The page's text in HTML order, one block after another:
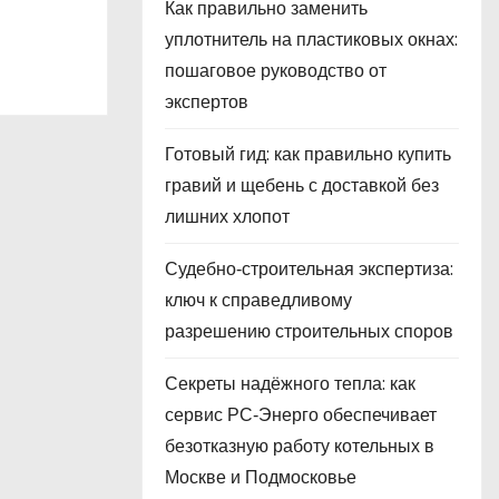
Как правильно заменить
уплотнитель на пластиковых окнах:
пошаговое руководство от
экспертов
Готовый гид: как правильно купить
гравий и щебень с доставкой без
лишних хлопот
Судебно‑строительная экспертиза:
ключ к справедливому
разрешению строительных споров
Секреты надёжного тепла: как
сервис РС‑Энерго обеспечивает
безотказную работу котельных в
Москве и Подмосковье